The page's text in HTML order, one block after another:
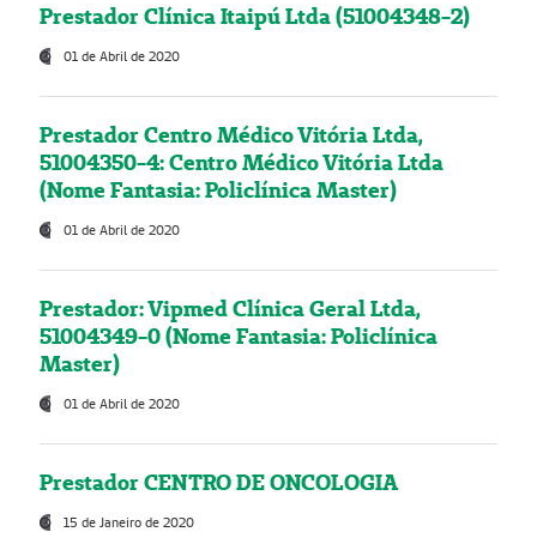
Prestador Clínica Itaipú Ltda (51004348-2)
01 de Abril de 2020
Prestador Centro Médico Vitória Ltda,
51004350-4: Centro Médico Vitória Ltda
(Nome Fantasia: Policlínica Master)
01 de Abril de 2020
Prestador: Vipmed Clínica Geral Ltda,
51004349-0 (Nome Fantasia: Policlínica
Master)
01 de Abril de 2020
Prestador CENTRO DE ONCOLOGIA
15 de Janeiro de 2020